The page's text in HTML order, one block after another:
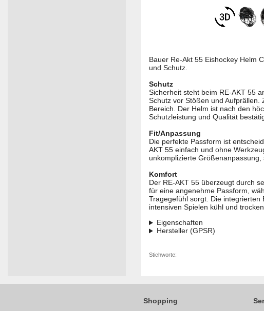
Bauer Re-Akt 55 Eishockey Helm
und Schutz.
Schutz
Sicherheit steht beim RE-AKT 55
Schutz vor Stößen und
Bereich. Der Helm ist nach den
Schutzleistung und Qualität
Fit/Anpassung
Die perfekte Passform ist
AKT 55 einfach und ohne
unkomplizierte
Komfort
Der RE-AKT 55 überzeugt durch
für eine angenehme Passform,
Tragegefühl sorgt. Die
intensiven Spielen kühl und
Eigenschaften
Hersteller (GPSR)
Stichworte:
Shopping